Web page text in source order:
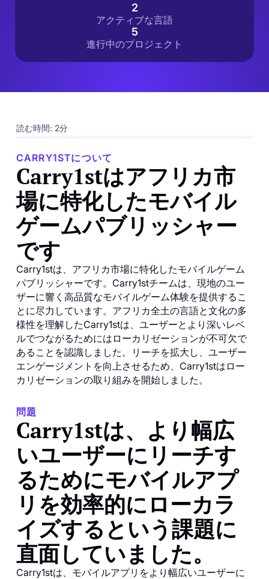
2
アクティブな言語
5
進行中のプロジェクト
読む時間: 2分
CARRY1STについて
Carry1stはアフリカ市
場に特化したモバイル
ゲームパブリッシャー
です
Carry1stは、アフリカ市場に特化したモバイルゲーム
パブリッシャーです。Carry1stチームは、現地のユー
ザーに響く高品質なモバイルゲーム体験を提供するこ
とに尽力しています。アフリカ全土の言語と文化の多
様性を理解したCarry1stは、ユーザーとより深いレベ
ルでつながるためにはローカリゼーションが不可欠で
あることを認識しました。リーチを拡大し、ユーザー
エンゲージメントを向上させるため、Carry1stはロー
カリゼーションの取り組みを開始しました。
問題
Carry1stは、より幅広
いユーザーにリーチす
るためにモバイルアプ
リを効率的にローカラ
イズするという課題に
直面していました。
Carry1stは、モバイルアプリをより幅広いユーザーに